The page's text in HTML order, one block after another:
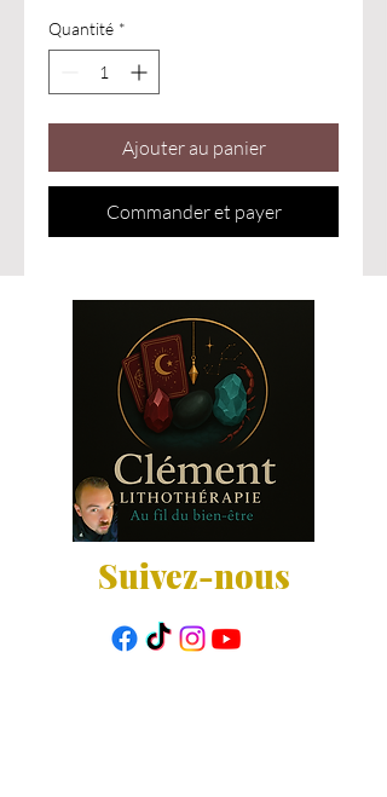
Quantité *
Ajouter au panier
Commander et payer
Suivez-nous